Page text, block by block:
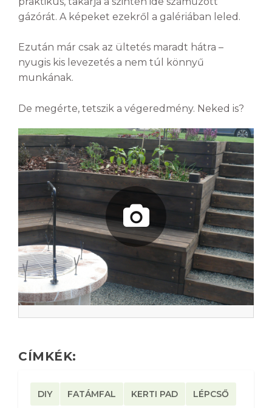
gázórát. A képeket ezekről a galériában leled.
Ezután már csak az ültetés maradt hátra –
nyugis kis levezetés a nem túl könnyű
munkának.
De megérte, tetszik a végeredmény. Neked is?
CÍMKÉK:
DIY FATÁMFAL KERTI PAD LÉPCSŐ